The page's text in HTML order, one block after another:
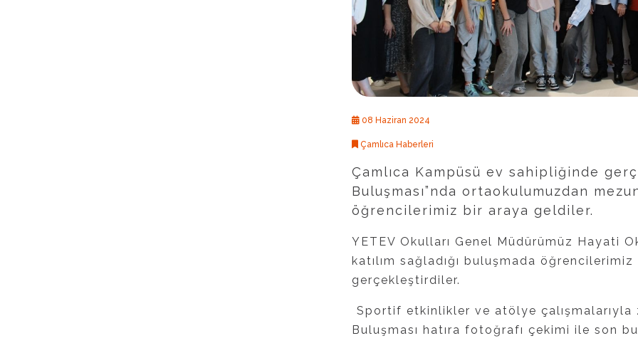
08 Haziran 2024
Çamlıca Haberleri
Çamlıca Kampüsü ev sahipliğinde
Buluşması”nda ortaokulumuzdan
öğrencilerimiz bir araya geldiler.
YETEV Okulları Genel Müdürümüz Hayati
katılım sağladığı buluşmada
gerçekleştirdiler.
Sportif etkinlikler ve atölye
Buluşması hatıra fotoğrafı çekimi ile son